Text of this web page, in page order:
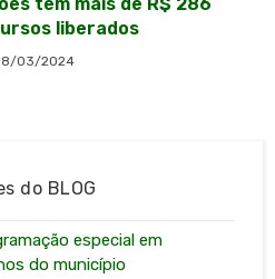
liberados
03/2024
do BLOG
especial em
do município